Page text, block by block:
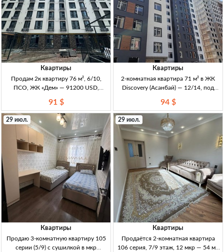
Квартиры
Продам 2к квартиру 76 м², 6/10,
ПСО, ЖК «Дем» — 91200 USD,
под самоотделку), кирпич, сквозн.
плн Север–Юг, НЕ угл., раздельный
санузе
91 $
Квартиры
2-комнатная квартира 71 м² в ЖК
Discovery (Асанбай) — 12/14, под
Discovery, СК Элит Хаус, ПСО, новый
дом, перспект. район, транспортная
до
94 $
29 июл.
Квартиры
Продаю 3-комнатную квартиру 105
серии (5/9) с сушилкой в мкр
29 июл.
Квартиры
Продаётся 2-комнатная квартира
106 серия, 7/9 этаж, 12 мкр — 54 м²,